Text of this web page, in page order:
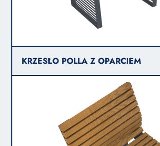
KRZESŁO POLLA Z OPARCIEM